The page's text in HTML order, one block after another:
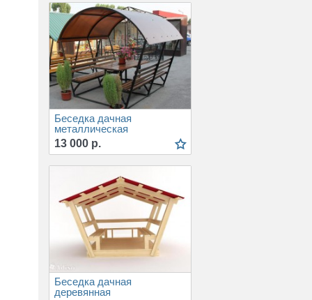
Беседка дачная
металлическая
13 000 р.
Беседка дачная
деревянная